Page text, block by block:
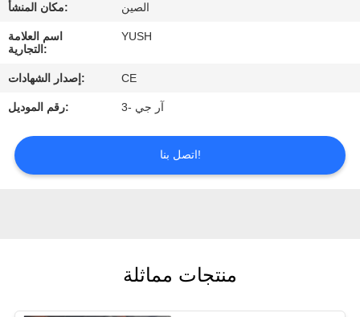
مراقبة
الجودة
اتصل
اطلب
مكان المنشأ: الصين
اسم العلامة
التجارية:
YUSH
إصدار الشهادات: CE
رقم الموديل: آر جي -3
اتصل بنا!
منتجات مماثلة